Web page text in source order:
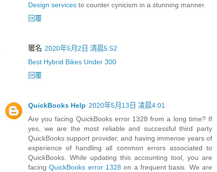
Design services to counter cynicism in a stunning manner.
回覆
匿名 2020年5月2日 清晨5:52
Best Hybrid Bikes Under 300
回覆
QuickBooks Help 2020年5月13日 凌晨4:01
Are you facing QuickBooks error 1328 from a long time? If
yes, we are the most reliable and successful third party
QuickBooks support provider, and having immense years of
experience of handling all common errors associated to
QuickBooks. While updating this accounting tool, you are
facingQuickBooks error 1328 on a frequent basis. We are